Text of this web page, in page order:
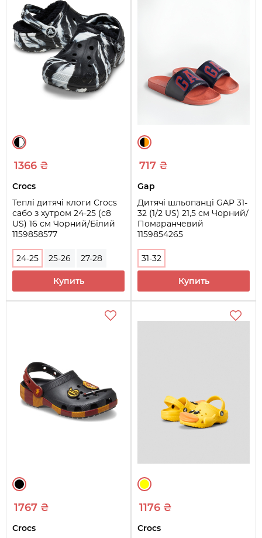
1366 ₴
Crocs
Теплі дитячі клоги Crocs
сабо з хутром 24-25 (с8
US) 16 см Чорний/Білий
1159858577
24-25 25-26 27-28
Купить
717 ₴
Gap
Дитячі шльопанці GAP 31-
32 (1/2 US) 21,5 см Чорний/
Помаранчевий
1159854265
31-32
Купить
1767 ₴
Crocs
1176 ₴
Crocs